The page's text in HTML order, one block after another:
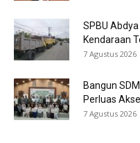
SPBU
Kendaraan
7 Agustus 2026
Bangun
Perluas
7 Agustus 2026